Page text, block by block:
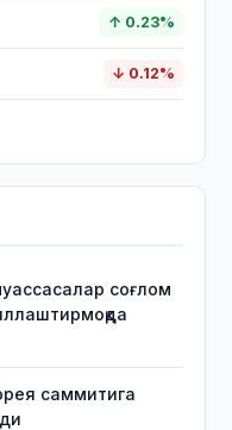
↑ 0.23%
↓ 0.12%
соғлом
саммитига